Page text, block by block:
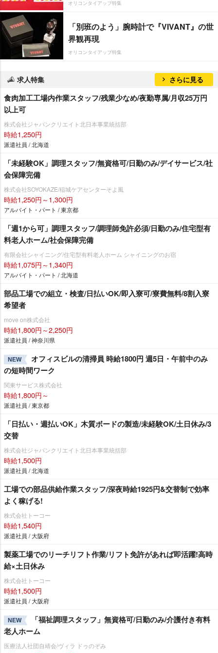
オリコンタイアップ特集
「別班のよう」腕時計で『VIVANT』の世
界観再現
オリコンタイアップ特集
求人特集 さらに見る
食肉加工工場内作業スタッフ/残業少なめ/夜勤専属/月収25万円
以上可
株式会社ジャパンクリエイト北日本事業統括部
時給1,250円
派遣社員 / 北海道
「未経験OK」調理スタッフ/無資格可/日勤のみ/デイサービス/社
会保障完備
株式会社SOYOKAZE/稲城ケアセンターそよ風
時給1,250円～1,300円
アルバイト・パート / 東京都
「週1から可」調理スタッフ/調理師免許必須/日勤のみ/住宅型有
料老人ホーム/社会保障完備
有限会社シャイニング/住宅型有料老人ホーム シャイニングのお宿
時給1,075円～1,340円
アルバイト・パート / 北海道
部品工場での組立・検査/日払いOK/即入寮可/寮費無料/8割入寮
希望者
move on株式会社
時給1,800円～2,250円
派遣社員 / 神奈川県
NEW
オフィスビルの清掃員 時給1800円 週5日・午前中のみ
の短時間ワーク
関東サービス株式会社
時給1,800円～
派遣社員 / 東京都
「日払い・週払いOK」木質ボードの製造/未経験OK/土日休み/3
交替
株式会社ジャパンクリエイト北日本事業統括部
時給1,500円
派遣社員 / 北海道
工場での部品供給作業スタッフ/深夜時給1925円&交替制で効率
よく稼げる!
株式会社トーコー
時給1,540円
派遣社員 / 大阪府
製薬工場でのリーチリフト作業/リフト免許があれば即活躍!高時
給×土日休み
株式会社トーコー
時給1,500円
派遣社員 / 大阪府
NEW
「福祉調理スタッフ」無資格可/日勤のみ/介護付き有料
老人ホーム
医療法人社団自靖会/ヴィラ ドゥのぞみ